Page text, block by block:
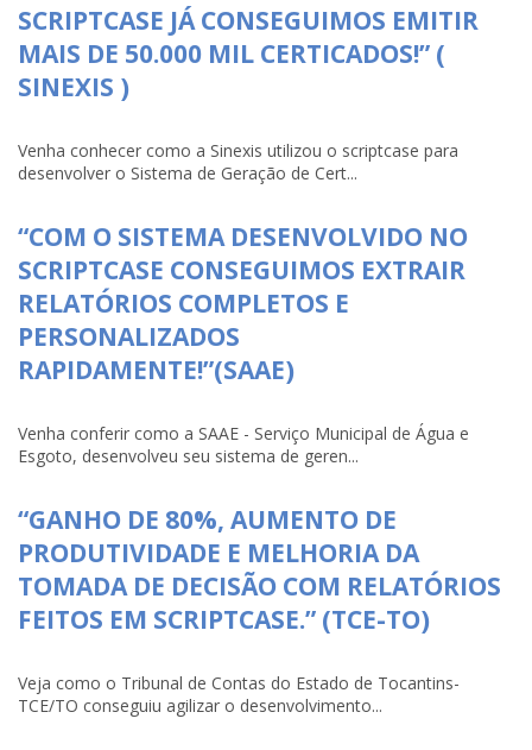
SCRIPTCASE JÁ CONSEGUIMOS EMITIR
MAIS DE 50.000 MIL CERTICADOS!” (
SINEXIS )
Venha conhecer como a Sinexis utilizou o scriptcase para
desenvolver o Sistema de Geração de Cert...
“COM O SISTEMA DESENVOLVIDO NO
SCRIPTCASE CONSEGUIMOS EXTRAIR
RELATÓRIOS COMPLETOS E
PERSONALIZADOS
RAPIDAMENTE!”(SAAE)
Venha conferir como a SAAE - Serviço Municipal de Água e
Esgoto, desenvolveu seu sistema de geren...
“GANHO DE 80%, AUMENTO DE
PRODUTIVIDADE E MELHORIA DA
TOMADA DE DECISÃO COM RELATÓRIOS
FEITOS EM SCRIPTCASE.” (TCE-TO)
Veja como o Tribunal de Contas do Estado de Tocantins-
TCE/TO conseguiu agilizar o desenvolvimento...